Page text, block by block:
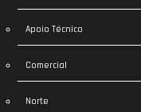
Apoio Técnico
Comercial
Norte